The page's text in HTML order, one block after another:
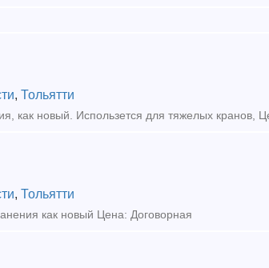
, Тольятти
, Тольятти
как новый Цена: Договорная